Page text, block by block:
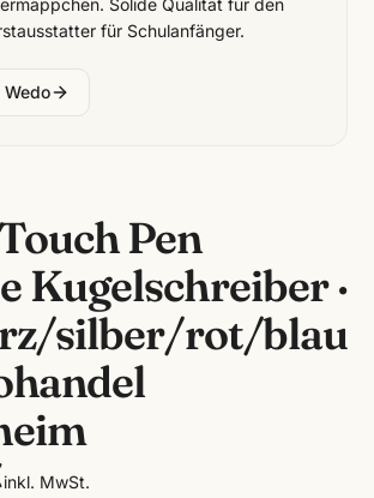
für Schulanfänger.
Wedo
Pen
Kugelschreiber ·
silber/rot/blau
inkl. MwSt.